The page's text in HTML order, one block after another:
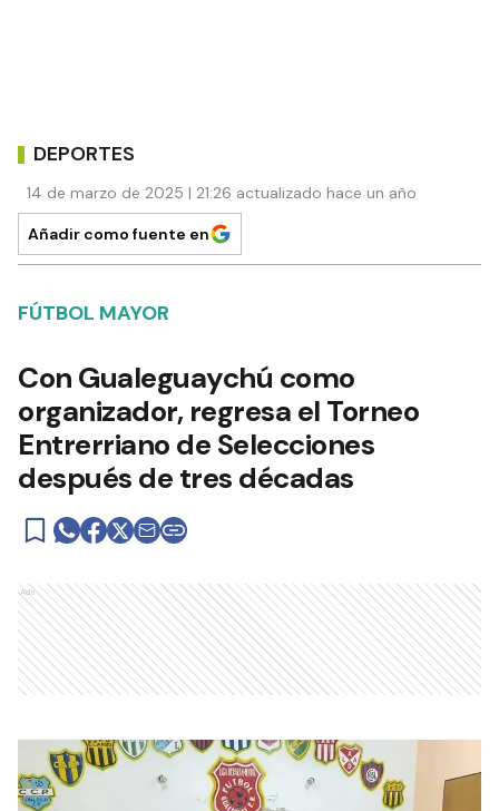
DEPORTES
14 de marzo de 2025 | 21:26 actualizado hace un año
Añadir como fuente en
FÚTBOL MAYOR
Con Gualeguaychú como
organizador, regresa el Torneo
Entrerriano de Selecciones
después de tres décadas
Ads